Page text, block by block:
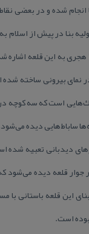
شده و در بعضی
بنا در پیش از اسلام
مجدد از همان مصالح برای تعمیرات دوباره بنا استفاده شده است.در كتب
قلعه با تركیب و چینه با ارتفاعی بیش از ۸ متر و
است كه سه كوچه در
ساباط‌هایی دیده
دیدبانی تعبیه شده
آبی در جوار قلعه دیده
است.